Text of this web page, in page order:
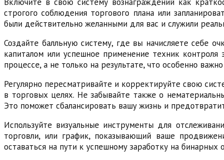
строгого соблюдения торгового плана или
были действительно желанными для вас и служили
Создайте балльную систему, где вы начисляете себе
капиталом или успешное применение техник
процессе, а не только на результате, что особенно
Регулярно пересматривайте и корректируйте свою
в торговых целях. Не забывайте также о
Это поможет сбалансировать вашу жизнь и
Используйте визуальные инструменты для
торговли, или график, показывающий ваше
оставаться на пути к успешному заработку на бинарных